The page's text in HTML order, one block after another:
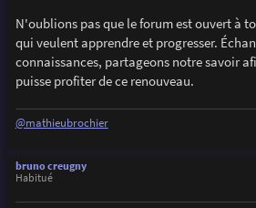
N'oublions pas que le forum est ouvert à
qui veulent apprendre et progresser.
connaissances, partageons notre savoir
puisse profiter de ce renouveau.
@mathieubrochier
bruno creugny
Habitué